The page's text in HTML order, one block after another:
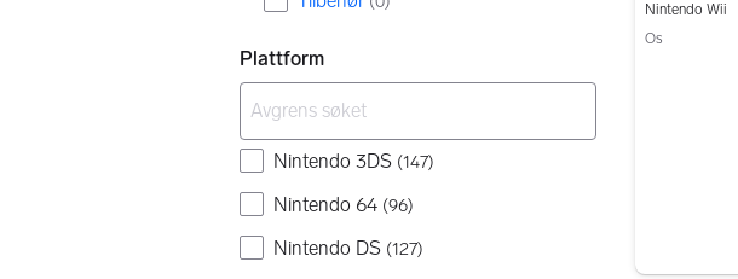
Plattform
Nintendo 3DS (147)
Nintendo 64 (96)
Nintendo DS (127)
Nintendo Wii
Os